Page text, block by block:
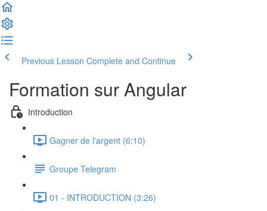
Previous Lesson Complete and Continue
Formation sur Angular
Introduction
Gagner de l'argent (6:10)
Groupe Telegram
01 - INTRODUCTION (3:26)